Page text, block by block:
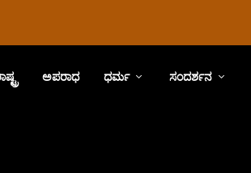
ಅಪರಾಧ ಧರ್ಮ ಸಂದರ್ಶನ